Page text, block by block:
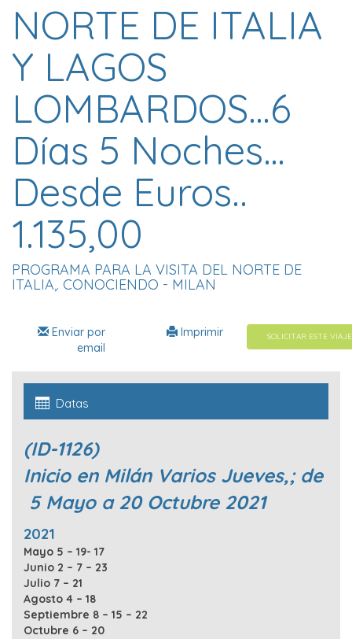
NORTE DE ITALIA
Y LAGOS
LOMBARDOS…6
Días 5 Noches…
Desde Euros..
1.135,00
PROGRAMA PARA LA VISITA DEL NORTE DE
ITALIA,. CONOCIENDO - MILAN
SOLICITAR ESTE VIAJE
Imprimir
Enviar por
email
Datas
(ID-1126)
Inicio en Milán Varios Jueves,; de
5 Mayo a 20 Octubre 2021
2021
Mayo 5 – 19- 17
Junio 2 – 7 – 23
Julio 7 – 21
Agosto 4 – 18
Septiembre 8 – 15 – 22
Octubre 6 – 20